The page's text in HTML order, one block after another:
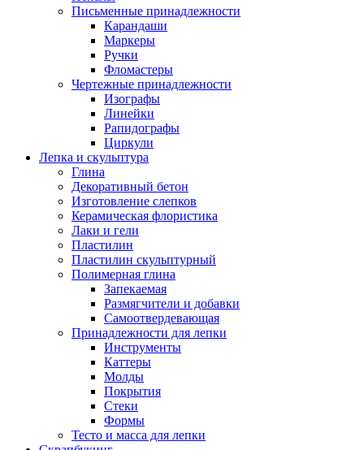
Письменные принадлежности
Карандаши
Маркеры
Ручки
Фломастеры
Чертежные принадлежности
Изографы
Линейки
Рапидографы
Циркули
Лепка и скульптура
Глина
Декоративный бетон
Изготовление слепков
Керамическая флористика
Лаки и гели
Пластилин
Пластилин скульптурный
Полимерная глина
Запекаемая
Размягчители и добавки
Самоотвердевающая
Принадлежности для лепки
Инструменты
Каттеры
Молды
Покрытия
Стеки
Формы
Тесто и масса для лепки